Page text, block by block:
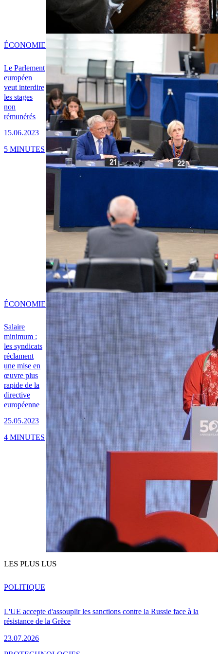
Le Parlement
européen
veut interdire
les stages
non
rémunérés
15.06.2023
ÉCONOMIE
5 MINUTES
Salaire
minimum :
les syndicats
réclament
une mise en
œuvre plus
rapide de la
directive
européenne
25.05.2023
ÉCONOMIE
4 MINUTES
LES PLUS LUS
L'UE accepte d'assouplir les sanctions contre la Russie face à la
résistance de la Grèce
23.07.2026
POLITIQUE